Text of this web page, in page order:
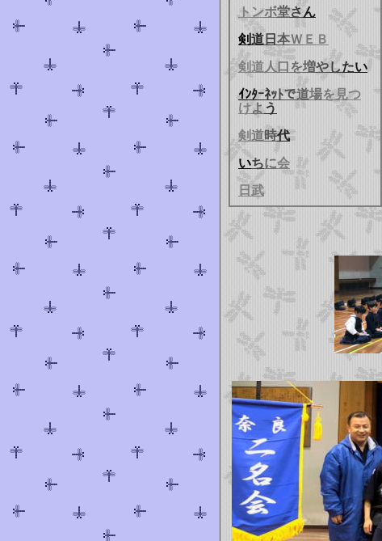
トンボ堂さん
剣道 日 本Ｗ Ｅ Ｂ
剣道 人 口 を増やしたい
ｲﾝﾀｰﾈｯ ﾄで道場を見つ
けよう
剣道時代
いちに会
日武